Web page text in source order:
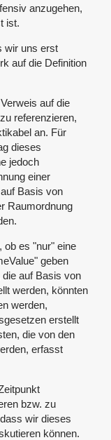
anzugehen,
ist.
wir uns erst
auf die Definition
auf die
referenzieren,
an. Für
dieses
jedoch
einer
Basis von
Raumordnung
ob es "nur" eine
geben
auf Basis von
werden, könnten
werden,
erstellt
die von den
erfasst
bzw. zu
wir dieses
können.